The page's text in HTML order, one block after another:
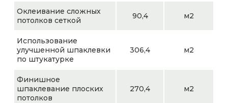
Оклеивание сложных
потолков сеткой
90,4 м2
Использование
улучшенной шпаклевки
по штукатурке
306,4 м2
Финишное
шпаклевание плоских
потолков
270,4 м2